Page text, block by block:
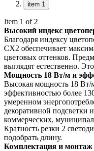
item 1
Item 1 of 2
Высокий индекс
Благодаря индексу
CX2 обеспечивает
цветовых оттенков.
выглядят естественно.
Мощность 18 Вт/м и
Высокая мощность 18 Вт/
эффективностью более
умеренном
декоративной подсветки
коммерческих,
Кратность резки 2
подобрать длину.
Комплектация и монтаж